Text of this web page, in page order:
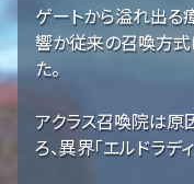
ゲートから溢れ出る
響か従来の召喚方式
た。
アクラス召喚院は原
ろ、異界「エルドラデ